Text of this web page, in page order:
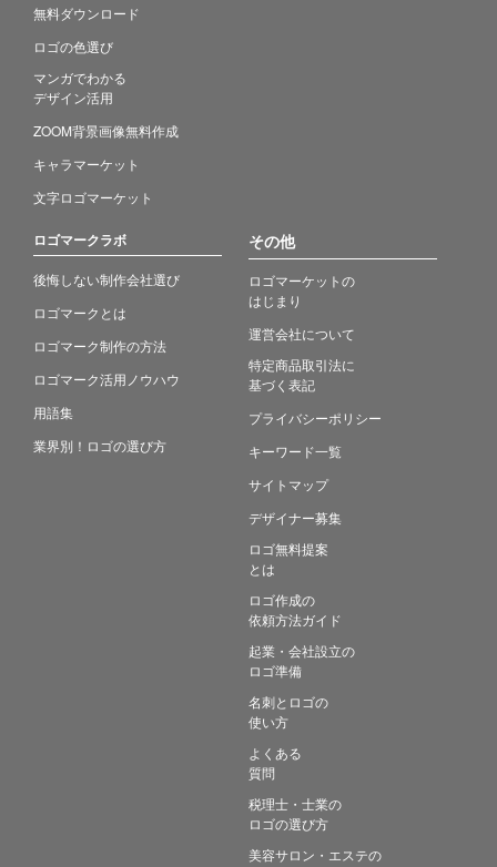
無料ダウンロード
ロゴの色選び
マンガでわかる
デザイン活用
ZOOM背景画像無料作成
キャラマーケット
文字ロゴマーケット
ロゴマークラボ
後悔しない制作会社選び
ロゴマークとは
ロゴマーク制作の方法
ロゴマーク活用ノウハウ
用語集
業界別！ロゴの選び方
その他
ロゴマーケットの
はじまり
運営会社について
特定商品取引法に
基づく表記
プライバシーポリシー
キーワード一覧
サイトマップ
デザイナー募集
ロゴ無料提案
とは
ロゴ作成の
依頼方法ガイド
起業・会社設立の
ロゴ準備
名刺とロゴの
使い方
よくある
質問
税理士・士業の
ロゴの選び方
美容サロン・エステの